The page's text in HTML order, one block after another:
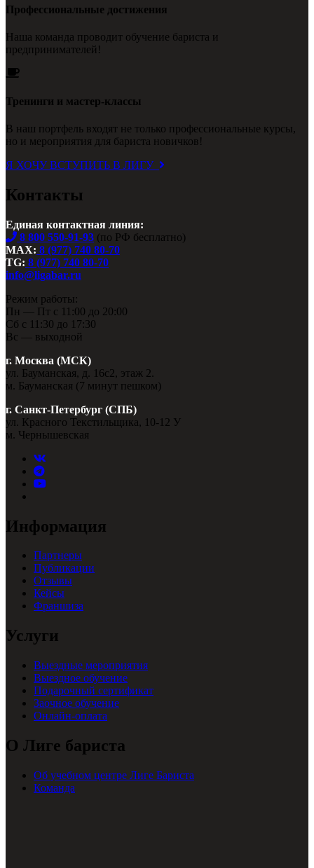
Профессиональные достижения
Наша команда проводит обучение бариста и
предпринимателей!
Тренинги и мастер-классы
В наш портфель входят не только профессиональные курсы,
но и мероприятия для бариста новичков!
Я ХОЧУ ВСТУПИТЬ В ЛИГУ
Контакты
Единая контактная линия:
8 800 550-91-93 (по РФ бесплатно)
MAX: 8 (977) 740 80-70
TG: 8 (977) 740 80-70
info@ligabar.ru
Режим работы:
Пн — Пт с 11:00 до 20:00
Сб с 11:30 до 17:30
Вс — выходной
г. Москва (МСК)
ул. Бауманская, д. 16с2, этаж 2.
м. Бауманская (7 минут пешком)
г. Санкт-Петербург (СПБ)
ул. Красного Текстильщика, 10-12 У
м. Чернышевская
Информация
Партнеры
Публикации
Отзывы
Кейсы
Франшиза
Услуги
Выездные мероприятия
Выездное обучение
Подарочный сертификат
Заочное обучение
Онлайн-оплата
О Лиге бариста
Об учебном центре Лиге Бариста
Команда